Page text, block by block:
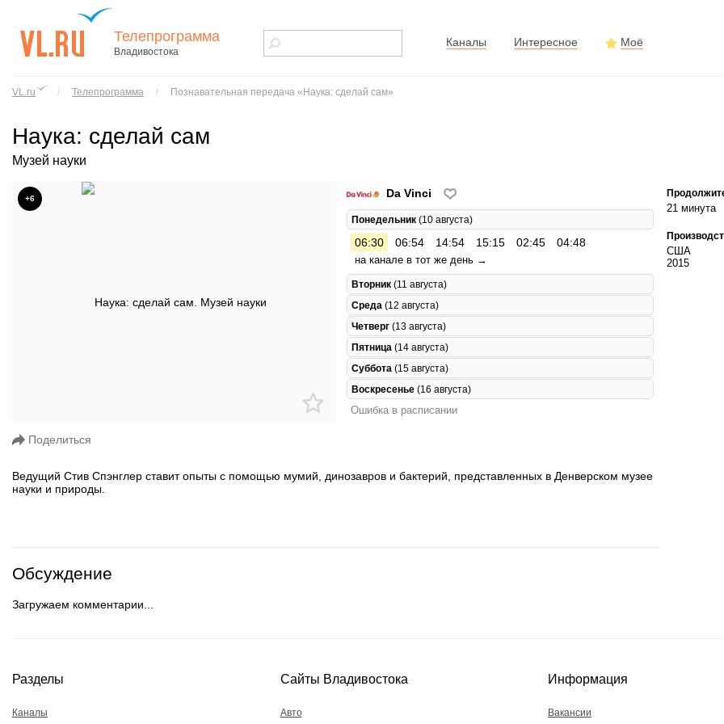
города
Владивостока
Телепрограмма
Владивостока
Каналы Интересное Моё
VL.ru / Телепрограмма / Познавательная передача «Наука: сделай сам»
Наука: сделай сам
Музей науки
+6
Поделиться
Da Vinci
Понедельник (10 августа)
06:30 06:54 14:54 15:15 02:45 04:48
на канале в тот же день →
Вторник (11 августа)
Среда (12 августа)
Четверг (13 августа)
Пятница (14 августа)
Суббота (15 августа)
Воскресенье (16 августа)
Ошибка в расписании
Ведущий Стив Спэнглер ставит опыты с помощью мумий, динозавров и бактерий, представленных в Денверском музее
науки и природы.
21 минута
США
2015
Обсуждение
Загружаем комментарии...
Разделы
Каналы
Сайты Владивостока
Авто
Информация
Вакансии